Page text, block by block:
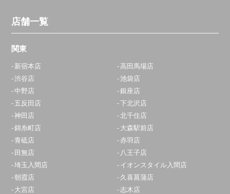
店舗一覧
関東
新宿本店
高田馬場店
渋谷店
池袋店
中野店
銀座店
五反田店
下北沢店
神田店
北千住店
錦糸町店
大森駅前店
青砥店
赤羽店
田無店
八王子店
埼玉入間店
イオンスタイル入間店
朝霞店
久喜菖蒲店
大宮店
志木店